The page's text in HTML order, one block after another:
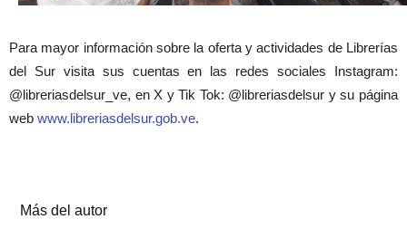
Para mayor información sobre la oferta y actividades de Librerías
del Sur visita sus cuentas en las redes sociales Instagram:
@libreriasdelsur_ve, en X y Tik Tok: @libreriasdelsur y su página
web www.libreriasdelsur.gob.ve.
Más del autor